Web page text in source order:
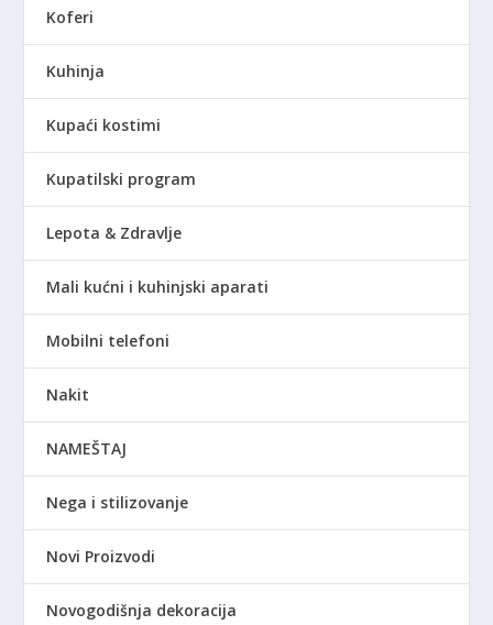
Koferi
Kuhinja
Kupaći kostimi
Kupatilski program
Lepota & Zdravlje
Mali kućni i kuhinjski aparati
Mobilni telefoni
Nakit
NAMEŠTAJ
Nega i stilizovanje
Novi Proizvodi
Novogodišnja dekoracija